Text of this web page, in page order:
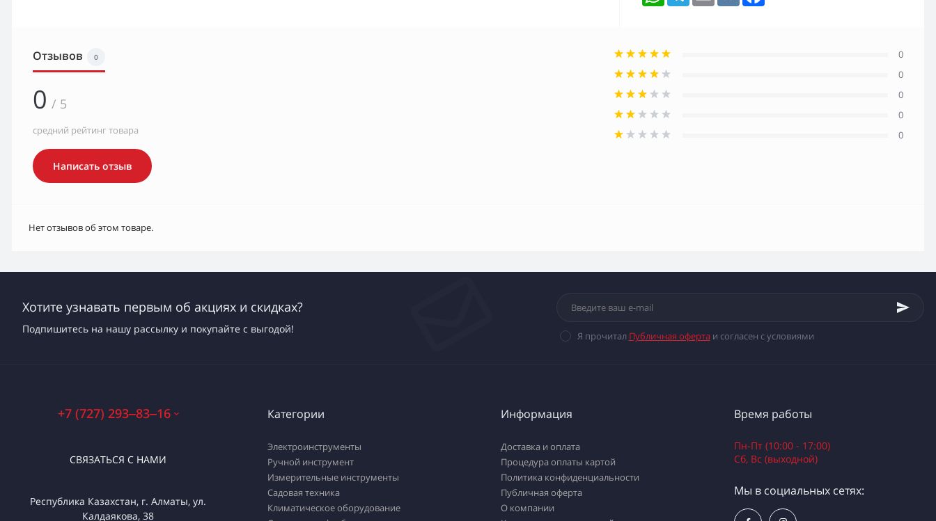
Отзывов 0
0 / 5
средний рейтинг товара
Написать отзыв
0
0
0
0
0
Нет отзывов об этом товаре.
Хотите узнавать первым об акциях и скидках?
Подпишитесь на нашу рассылку и покупайте с выгодой!
Я прочитал Публичная офертаи согласен с условиями
+7 (727) 293‒83‒16
СВЯЗАТЬСЯ С НАМИ
Республика Казахстан, г. Алматы, ул.
Калдаякова, 38
Категории
Электроинструменты
Ручной инструмент
Измерительные инструменты
Садовая техника
Климатическое оборудование
Информация
Доставка и оплата
Процедура оплаты картой
Политика конфиденциальности
Публичная оферта
О компании
Время работы
Пн-Пт (10:00 - 17:00)
Сб, Вс (выходной)
Мы в социальных сетях: